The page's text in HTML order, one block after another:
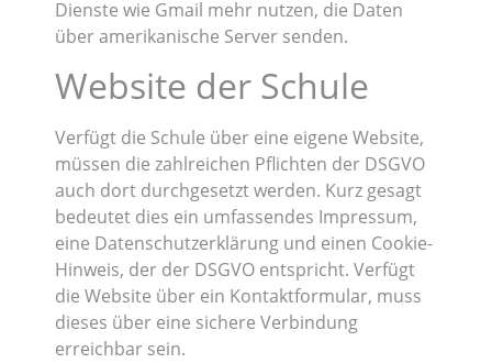
Dienste wie Gmail mehr nutzen, die Daten
über amerikanische Server senden.
Website der Schule
Verfügt die Schule über eine eigene Website,
müssen die zahlreichen Pflichten der DSGVO
auch dort durchgesetzt werden. Kurz gesagt
bedeutet dies ein umfassendes Impressum,
eine Datenschutzerklärung und einen Cookie-
Hinweis, der der DSGVO entspricht. Verfügt
die Website über ein Kontaktformular, muss
dieses über eine sichere Verbindung
erreichbar sein.